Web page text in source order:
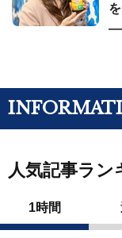
人気記事ラン
1時間